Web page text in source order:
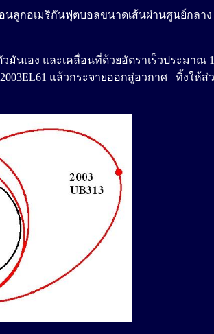
ลูกอเมริกันฟุตบอลขนาดเส้นผ่านศูนย์กลา
เอง และเคลื่อนที่ด้วยอัตราเร็วประมาณ
แล้วกระจายออกสู่อวกาศ ทิ้งให้